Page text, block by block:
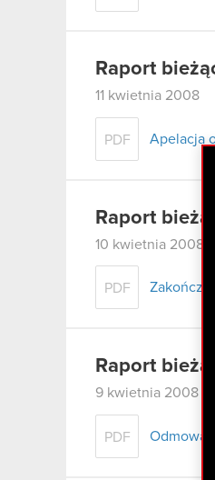
Raport
11 kwietnia 2008
PDF Apelacja
Raport
10 kwietnia 2008
PDF
Raport
9 kwietnia 2008
PDF Odmowa